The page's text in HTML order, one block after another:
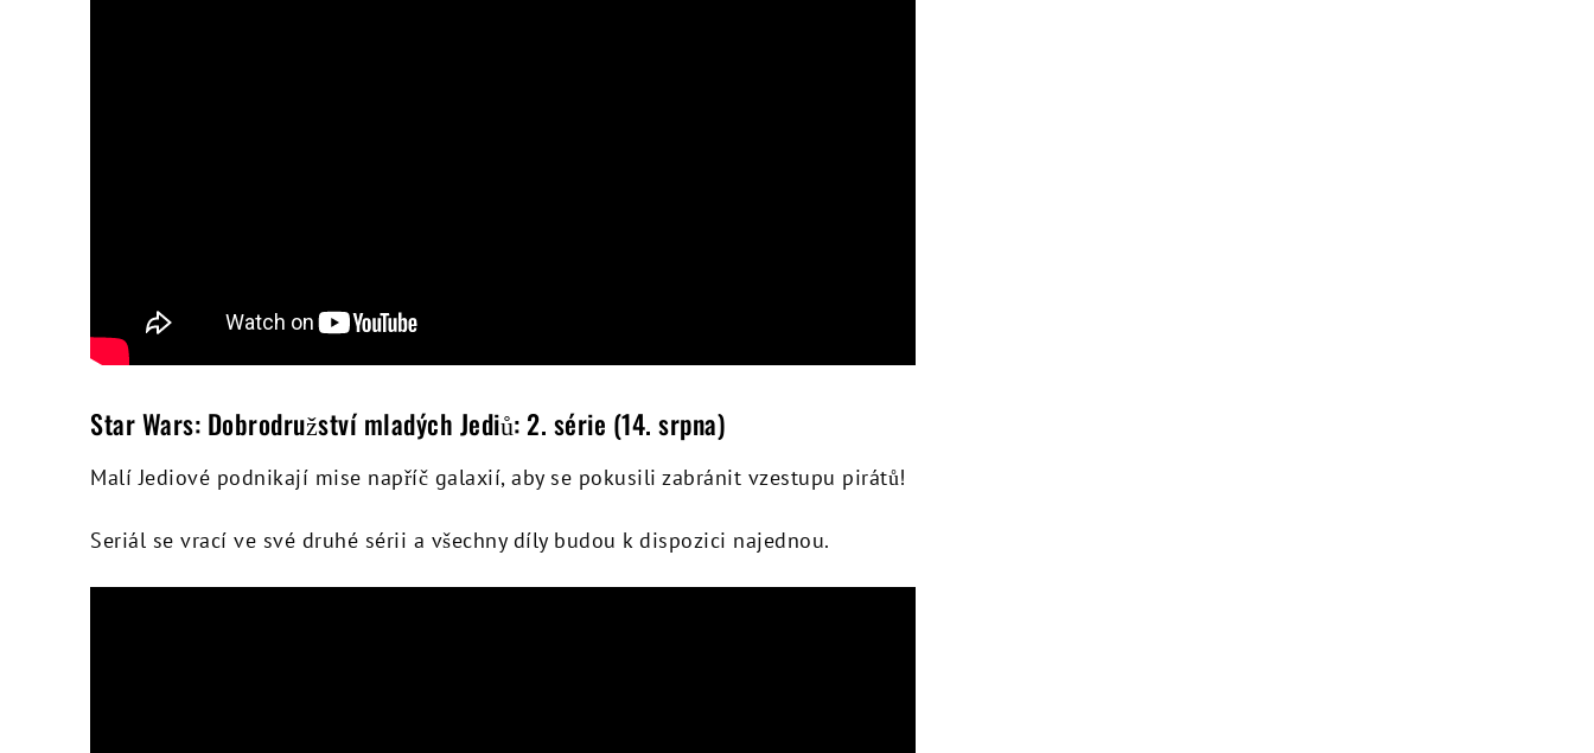
Star Wars: Dobrodružství mladých Jediů: 2. série (14. srpna)
Malí Jediové podnikají mise napříč galaxií, aby se pokusili zabránit vzestupu pirátů!
Seriál se vrací ve své druhé sérii a všechny díly budou k dispozici najednou.